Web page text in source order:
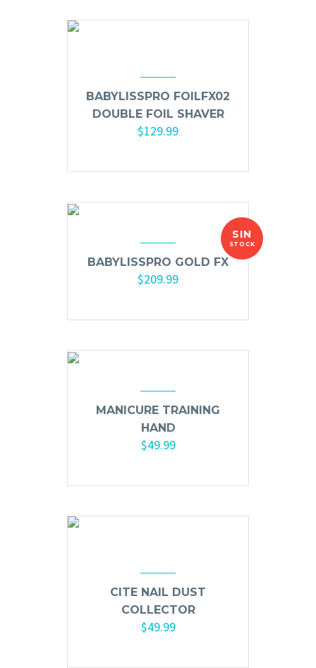
BABYLISSPRO FOILFX02
DOUBLE FOIL SHAVER
$129.99
SIN
STOCK
BABYLISSPRO GOLD FX
$209.99
MANICURE TRAINING
HAND
$49.99
CITE NAIL DUST
COLLECTOR
$49.99